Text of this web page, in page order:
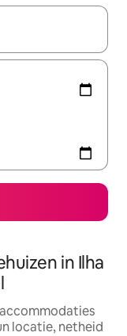
maak je een keuze
in Ilha
locatie, netheid